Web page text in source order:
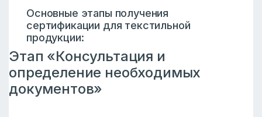
Основные этапы получения
сертификации для текстильной
продукции:
Этап «Консультация и
определение необходимых
документов»